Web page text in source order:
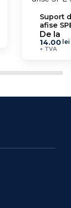
Suport
afise
De la
14.00 lei
+ TVA